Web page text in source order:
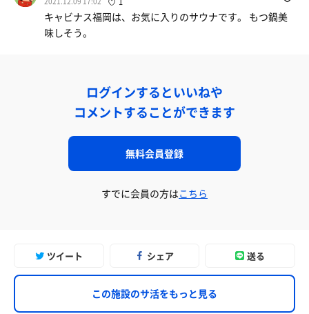
キャビナス福岡は、お気に入りのサウナです。 もつ鍋美
味しそう。
ログインするといいねや
コメントすることができます
無料会員登録
すでに会員の方はこちら
ツイート シェア 送る
この施設のサ活をもっと見る